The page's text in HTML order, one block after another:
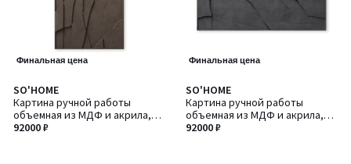
Финальная цена
SO'HOME
Картина ручной работы
объемная из МДФ и акрила,
150х90 см
92000 ₽
Финальная цена
SO'HOME
Картина ручной работы
объемная из МДФ и акрила,
150х90 см
92000 ₽